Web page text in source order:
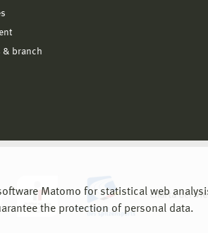
Matomo for statistical web
the protection of personal data.
& branch